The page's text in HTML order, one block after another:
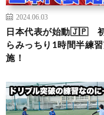
2024.06.03
日本代表が始動🇯🇵
らみっちり1時間半練
施！